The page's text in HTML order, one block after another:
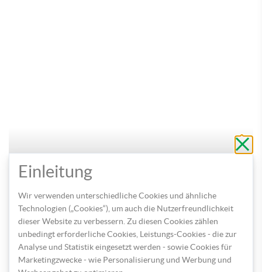
PAGRO TIPP: Neben Kissen, lassen sich auch viele
weitere Textilen mit einem eigenen Motiv verzieren.
Wie wär’s beispielsweise mit einer Schürze, einer
Tasche oder einem Kosmetiktäschchen?
ohne
zu
Einleitung
Wir verwenden unterschiedliche Cookies und ähnliche
Technologien („Cookies“), um auch die Nutzerfreundlichkeit
dieser Website zu verbessern. Zu diesen Cookies zählen
unbedingt erforderliche Cookies, Leistungs-Cookies - die zur
Analyse und Statistik eingesetzt werden - sowie Cookies für
Marketingzwecke - wie Personalisierung und Werbung und